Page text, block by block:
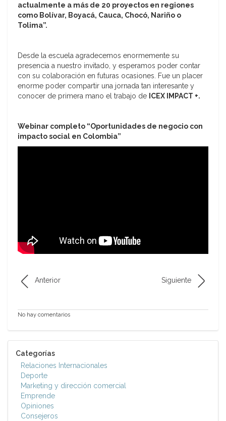
actualmente a más de 20 proyectos en regiones
como Bolívar, Boyacá, Cauca, Chocó, Nariño o
Tolima”.
Desde la escuela agradecemos enormemente su
presencia a nuestro invitado, y esperamos poder contar
con su colaboración en futuras ocasiones. Fue un placer
enorme poder compartir una jornada tan interesante y
conocer de primera mano el trabajo de ICEX IMPACT +.
Webinar completo “Oportunidades de negocio con
impacto social en Colombia”
Anterior Siguiente
No hay comentarios
Categorías
Relaciones Internacionales
Deporte
Marketing y dirección comercial
Emprende
Opiniones
Consejeros